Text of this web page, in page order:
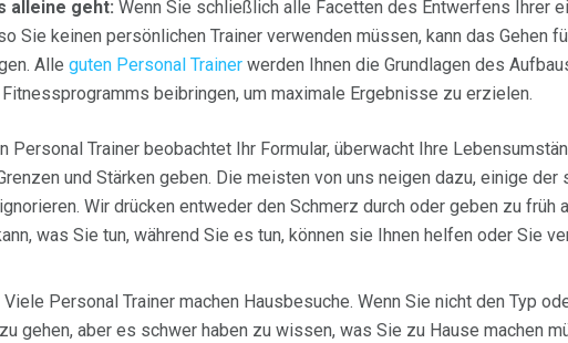
alleine geht: Wenn Sie schließlich alle Facetten des Entwerfens Ihrer
Sie keinen persönlichen Trainer verwenden müssen, kann das Gehen
Alle guten Personal Trainer werden Ihnen die Grundlagen des
beibringen, um maximale Ergebnisse zu erzielen.
Personal Trainer beobachtet Ihr Formular, überwacht Ihre
und Stärken geben. Die meisten von uns neigen dazu, einige der
Wir drücken entweder den Schmerz durch oder geben zu früh
was Sie tun, während Sie es tun, können sie Ihnen helfen oder Sie
Viele Personal Trainer machen Hausbesuche. Wenn Sie nicht den Typ
gehen, aber es schwer haben zu wissen, was Sie zu Hause machen